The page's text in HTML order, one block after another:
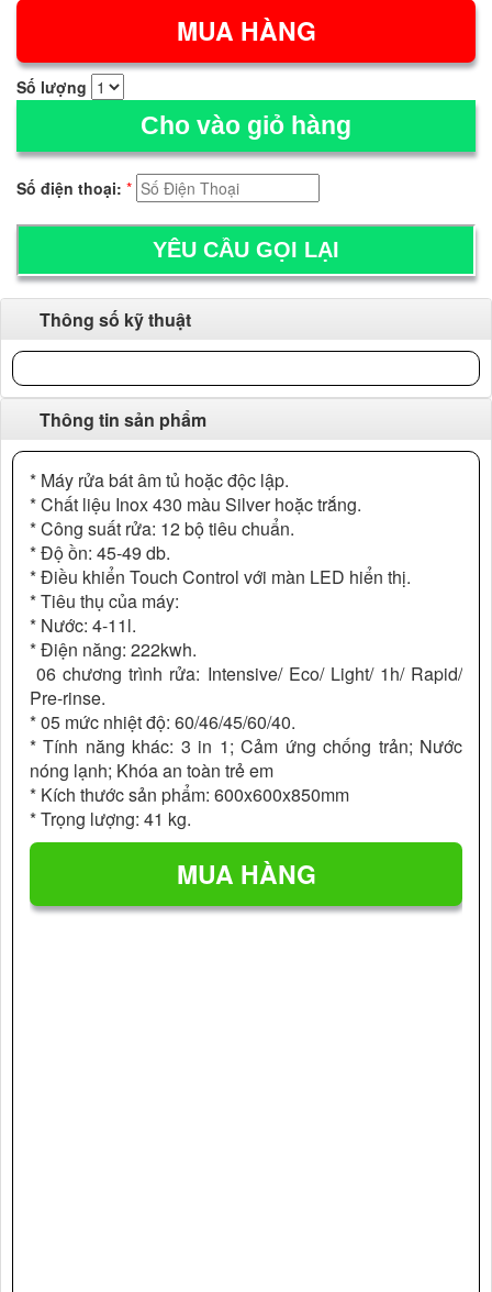
Số lượng
Cho vào giỏ hàng
Số điện thoại: *
Thông số kỹ thuật
Thông tin sản phẩm
* Máy rửa bát âm tủ hoặc độc lập.
* Chất liệu Inox 430 màu Silver hoặc trắng.
* Công suất rửa: 12 bộ tiêu chuẩn.
* Độ ồn: 45-49 db.
* Điều khiển Touch Control với màn LED hiển thị.
* Tiêu thụ của máy:
* Nước: 4-11l.
* Điện năng: 222kwh.
06 chương trình rửa: Intensive/ Eco/ Light/ 1h/ Rapid/
Pre-rinse.
* 05 mức nhiệt độ: 60/46/45/60/40.
* Tính năng khác: 3 in 1; Cảm ứng chống trản; Nước
nóng lạnh; Khóa an toàn trẻ em
* Kích thước sản phẩm: 600x600x850mm
* Trọng lượng: 41 kg.